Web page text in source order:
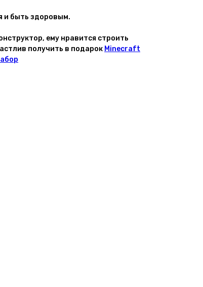
и быть здоровым.
ему нравится строить
получить в подарок Minecraft